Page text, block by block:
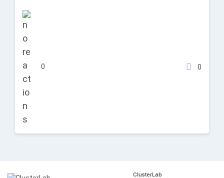
0 0
ClusterLab